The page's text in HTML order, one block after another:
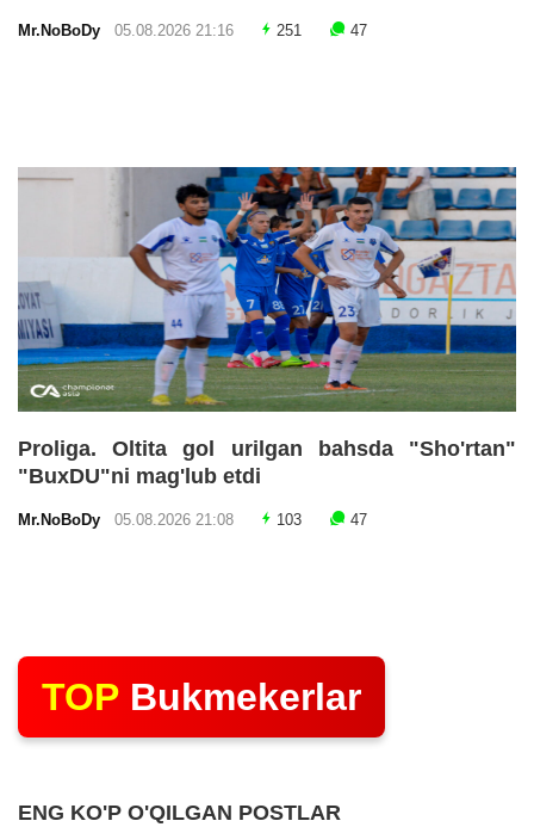
Mr.NoBoDy 05.08.2026 21:16 251 47
Proliga. Oltita gol urilgan bahsda "Sho'rtan"
"BuxDU"ni mag'lub etdi
Mr.NoBoDy 05.08.2026 21:08 103 47
TOP Bukmekerlar
ENG KO'P O'QILGAN POSTLAR